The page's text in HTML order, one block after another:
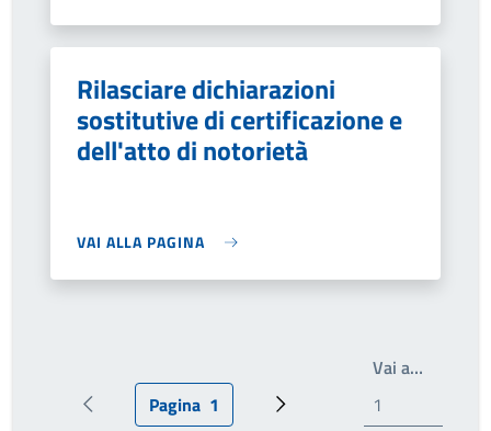
Rilasciare dichiarazioni
sostitutive di certificazione e
dell'atto di notorietà
VAI ALLA PAGINA
Pagina precedentePagina attuale
Pagina 1 Prossima pagina
Vai a…